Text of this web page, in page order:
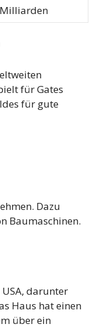
für Gates
für gute
Dazu
Baumaschinen.
darunter
Haus hat einen
über ein